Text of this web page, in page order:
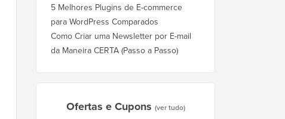
5 Melhores Plugins de E-commerce
para WordPress Comparados
Como Criar uma Newsletter por E-mail
da Maneira CERTA (Passo a Passo)
Ofertas e Cupons (ver tudo)